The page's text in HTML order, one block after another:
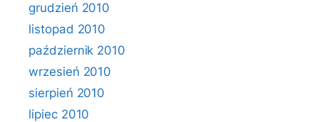
grudzień 2010
listopad 2010
październik 2010
wrzesień 2010
sierpień 2010
lipiec 2010